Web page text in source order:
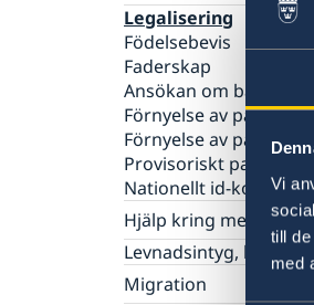
Vi
till
med
Legalisering
Födelsebevis
Faderskap
Ansökan om barnets
Förnyelse av pass för
Förnyelse av pass för
Provisoriskt pass
Nationellt id-kort
Hjälp kring
Svenskt
Svenskt
Levnadsintyg,
Migration